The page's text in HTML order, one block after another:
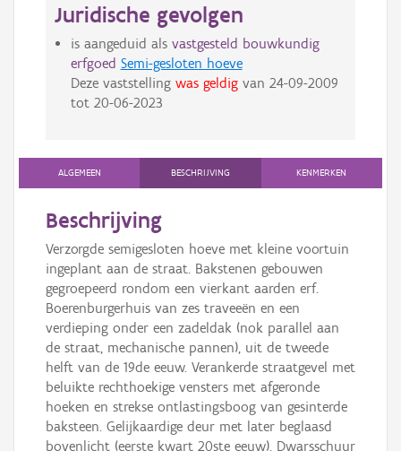
Juridische gevolgen
is aangeduid als vastgesteld bouwkundig
erfgoed Semi-gesloten hoeve
Deze vaststelling was geldigvan 24-09-2009
tot 20-06-2023
ALGEMEEN BESCHRIJVING KENMERKEN
Beschrijving
Verzorgde semigesloten hoeve met kleine voortuin
ingeplant aan de straat. Bakstenen gebouwen
gegroepeerd rondom een vierkant aarden erf.
Boerenburgerhuis van zes traveeën en een
verdieping onder een zadeldak (nok parallel aan
de straat, mechanische pannen), uit de tweede
helft van de 19de eeuw. Verankerde straatgevel met
beluikte rechthoekige vensters met afgeronde
hoeken en strekse ontlastingsboog van gesinterde
baksteen. Gelijkaardige deur met later beglaasd
bovenlicht (eerste kwart 20ste eeuw). Dwarsschuur